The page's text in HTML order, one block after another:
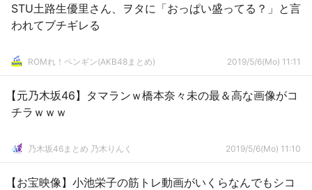
STU土路生優里さん、ヲタに「おっぱい盛ってる？」と言
われてブチギレる
ROMれ！ペンギン(AKB48まとめ) 2019/5/6(Mo) 11:11
【元乃木坂46】タマランｗ橋本奈々未の最＆高な画像がコ
チラｗｗｗ
乃木坂46まとめ 乃木りんく 2019/5/6(Mo) 11:10
【お宝映像】小池栄子の筋トレ動画がいくらなんでもシコ